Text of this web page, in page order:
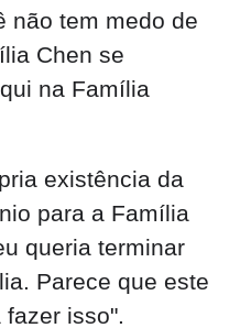
não tem medo de
Chen se
na Família
existência da
para a Família
queria terminar
Parece que este
isso".